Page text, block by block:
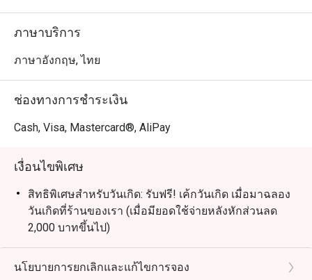
ภาษาบริการ
ภาษาอังกฤษ, ไทย
ช่องทางการชำระเงิน
Cash, Visa, Mastercard®, AliPay
เงื่อนไขพิเศษ
สิทธิพิเศษสำหรับวันเกิด: รับฟรี! เค้กวันเกิด เมื่อมาฉลอง
วันเกิดที่ร้านของเรา (เมื่อมียอดใช้จ่ายหลังหักส่วนลด
2,000 บาทขึ้นไป)
(เงื่อนไข: กรุณาจองล่วงหน้าอย่างน้อย 48 ชั่วโมง และ
ระบุข้อความ "ฉลองวันเกิด" ในรายละเอียดการจอง)
นโยบายการยกเลิกและแก้ไขการจอง